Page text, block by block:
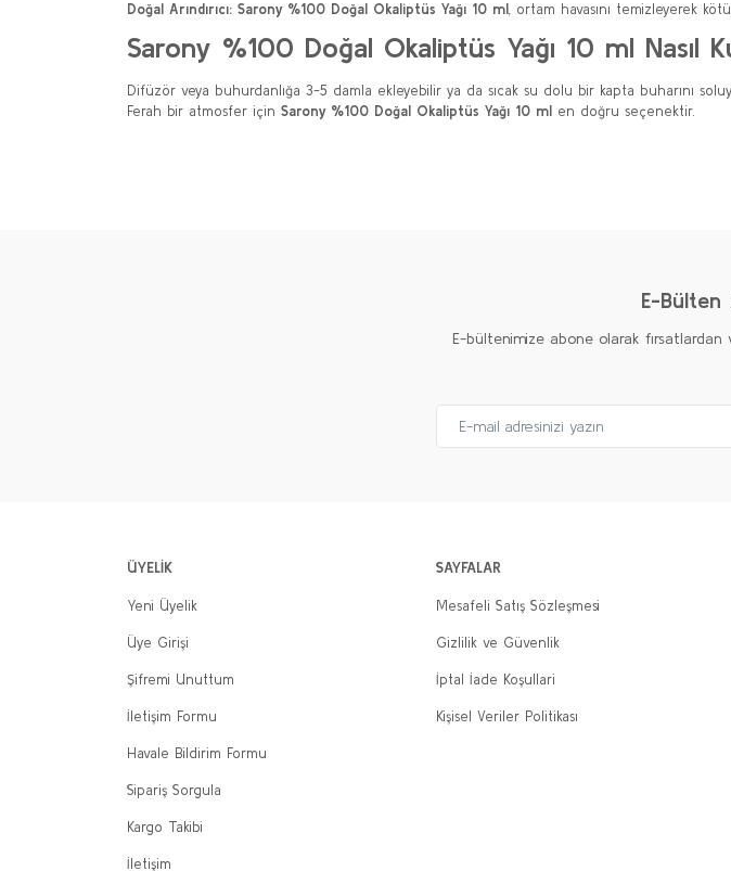
Doğal Arındırıcı: Sarony %100 Doğal Okaliptüs Yağı 10 ml , ortam havasını temizleyerek
Sarony %100 Doğal Okaliptüs Yağı 10 ml Nasıl
Difüzör veya buhurdanlığa 3-5 damla ekleyebilir ya da sıcak su dolu bir kapta buharını
Ferah bir atmosfer için Sarony %100 Doğal Okaliptüs Yağı 10 ml en doğru seçenektir.
E-Bülten
E-bültenimize abone olarak fırsatlardan
ÜYELİK
Yeni Üyelik
Üye Girişi
Şifremi Unuttum
İletişim Formu
Havale Bildirim Formu
Sipariş Sorgula
Kargo Takibi
İletişim
SAYFALAR
Mesafeli Satış Sözleşmesi
Gizlilik ve Güvenlik
İptal İade Koşullari
Kişisel Veriler Politikası